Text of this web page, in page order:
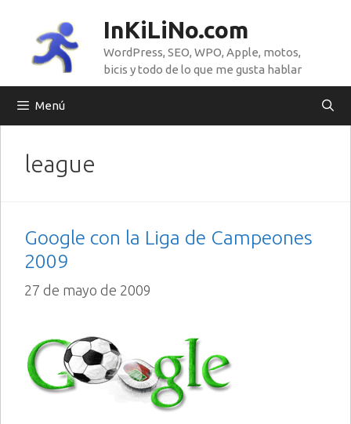
contenido
InKiLiNo.com
WordPress, SEO, WPO, Apple, motos,
bicis y todo de lo que me gusta hablar
Menú
league
Google con la Liga de Campeones
2009
27 de mayo de 2009